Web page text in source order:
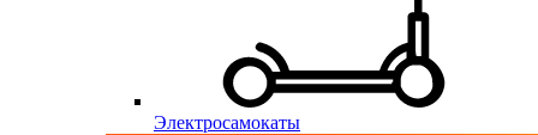
Электросамокаты